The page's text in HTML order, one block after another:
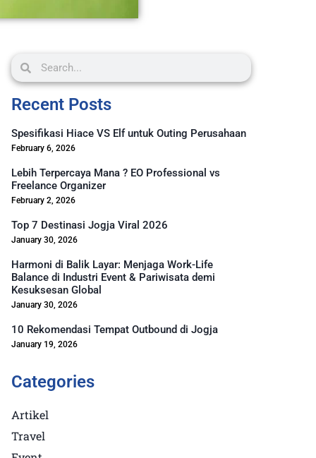
Recent Posts
Spesifikasi Hiace VS Elf untuk Outing Perusahaan
February 6, 2026
Lebih Terpercaya Mana ? EO Professional vs
Freelance Organizer
February 2, 2026
Top 7 Destinasi Jogja Viral 2026
January 30, 2026
Harmoni di Balik Layar: Menjaga Work-Life
Balance di Industri Event & Pariwisata demi
Kesuksesan Global
January 30, 2026
10 Rekomendasi Tempat Outbound di Jogja
January 19, 2026
Categories
Artikel
Travel